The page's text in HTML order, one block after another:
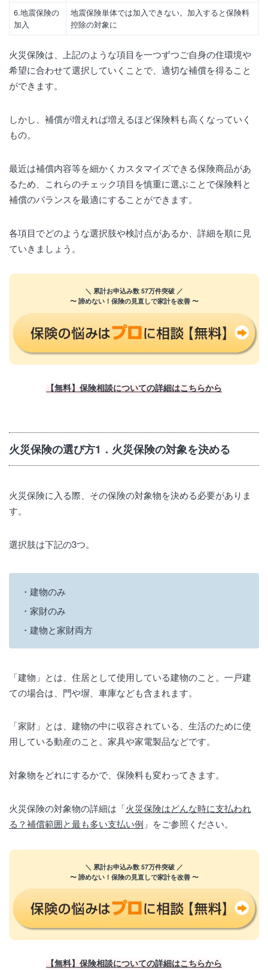
6.地震保険の
加入
地震保険単体では加入できない。加入すると保険料
控除の対象に
火災保険は、上記のような項目を一つずつご自身の住環境や
希望に合わせて選択していくことで、適切な補償を得ること
ができます。
しかし、補償が増えれば増えるほど保険料も高くなっていく
もの。
最近は補償内容等を細かくカスタマイズできる保険商品があ
るため、これらのチェック項目を慎重に選ぶことで保険料と
補償のバランスを最適にすることができます。
各項目でどのような選択肢や検討点があるか、詳細を順に見
ていきましょう。
＼ 累計お申込み数 57万件突破 ／
〜 諦めない！保険の見直しで家計を改善 〜
【無料】保険相談についての詳細はこちらから
火災保険の選び方1．火災保険の対象を決める
火災保険に入る際、その保険の対象物を決める必要がありま
す。
選択肢は下記の3つ。
建物のみ
家財のみ
建物と家財両方
「建物」とは、住居として使用している建物のこと。一戸建
ての場合は、門や塀、車庫なども含まれます。
「家財」とは、建物の中に収容されている、生活のために使
用している動産のこと。家具や家電製品などです。
対象物をどれにするかで、保険料も変わってきます。
火災保険の対象物の詳細は「火災保険はどんな時に支払われ
る？補償範囲と最も多い支払い例 」をご参照ください。
＼ 累計お申込み数 57万件突破 ／
〜 諦めない！保険の見直しで家計を改善 〜
【無料】保険相談についての詳細はこちらから